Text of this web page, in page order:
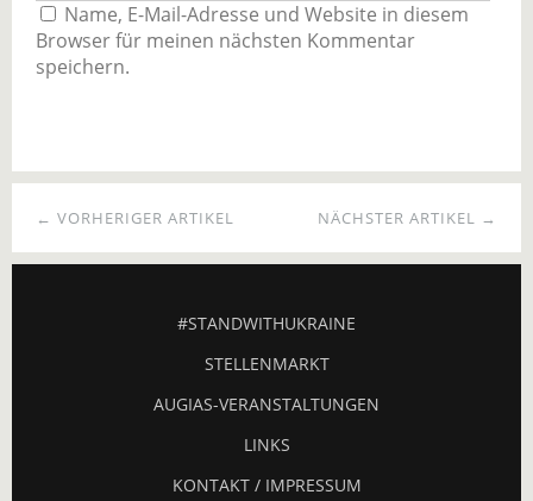
Name, E-Mail-Adresse und Website in diesem
Browser für meinen nächsten Kommentar
speichern.
NÄCHSTER ARTIKEL →
← VORHERIGER ARTIKEL
#STANDWITHUKRAINE
STELLENMARKT
AUGIAS-VERANSTALTUNGEN
LINKS
KONTAKT / IMPRESSUM